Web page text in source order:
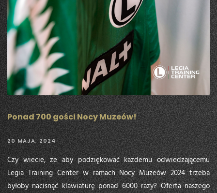
Ponad 700 gości Nocy Muzeów!
20 MAJA, 2024
Czy wiecie, że aby podziękować każdemu odwiedzającemu
Legia Training Center w ramach Nocy Muzeów 2024 trzeba
byłoby nacisnąć klawiaturę ponad 6000 razy? Oferta naszego